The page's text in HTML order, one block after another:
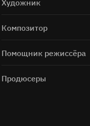
Художник
Композитор
Помощник режиссёра
Продюсеры